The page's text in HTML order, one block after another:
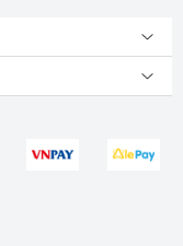
tại TeamCare đều